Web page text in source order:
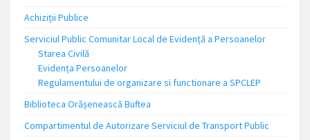
Achiziții Publice
Serviciul Public Comunitar Local de Evidență a Persoanelor
Starea Civilă
Evidența Persoanelor
Regulamentului de organizare si functionare a SPCLEP
Biblioteca Orășenească Buftea
Compartimentul de Autorizare Serviciul de Transport Public